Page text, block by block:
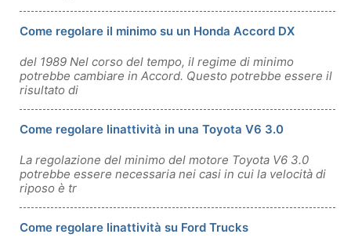
Come regolare il minimo su un Honda Accord DX
del 1989 Nel corso del tempo, il regime di minimo
potrebbe cambiare in Accord. Questo potrebbe essere il
risultato di
Come regolare linattività in una Toyota V6 3.0
La regolazione del minimo del motore Toyota V6 3.0
potrebbe essere necessaria nei casi in cui la velocità di
riposo è tr
Come regolare linattività su Ford Trucks